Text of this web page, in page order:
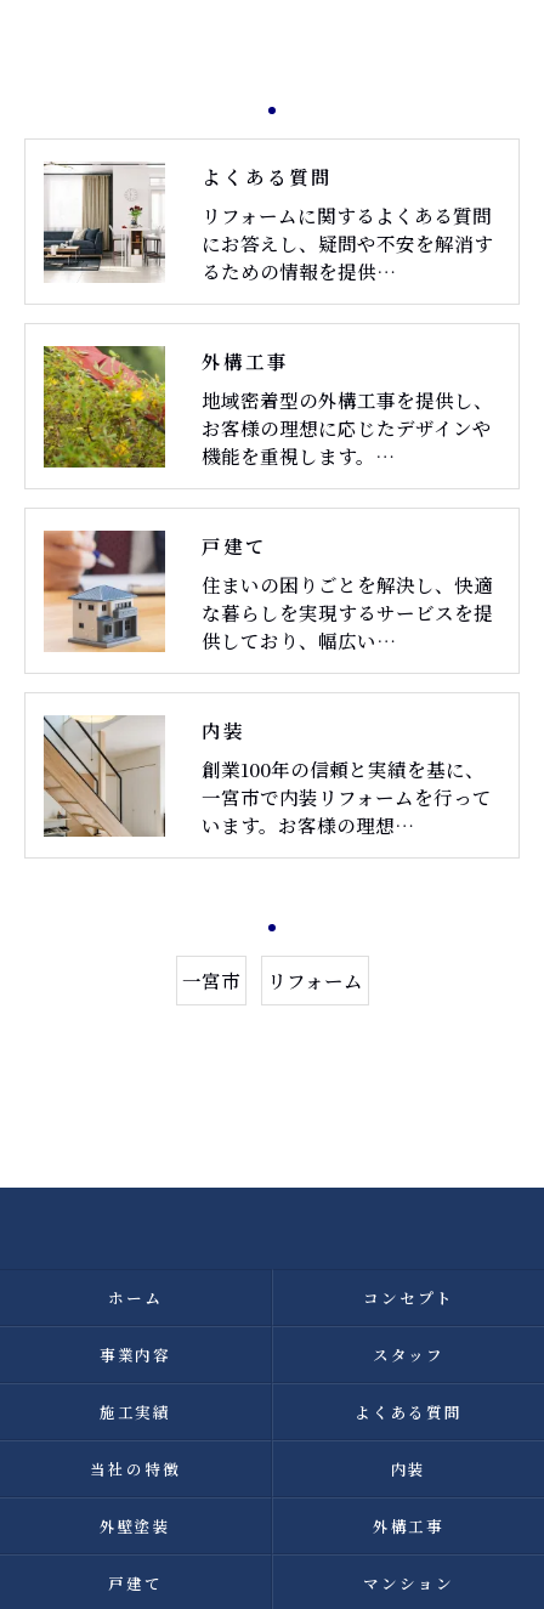
よくある質問
リフォームに関するよくある質問
にお答えし、疑問や不安を解消す
るための情報を提供…
外構工事
地域密着型の外構工事を提供し、
お客様の理想に応じたデザインや
機能を重視します。…
戸建て
住まいの困りごとを解決し、快適
な暮らしを実現するサービスを提
供しており、幅広い…
内装
創業100年の信頼と実績を基に、
一宮市で内装リフォームを行って
います。お客様の理想…
一宮市 リフォーム
ホーム コンセプト
事業内容 スタッフ
施工実績 よくある質問
当社の特徴 内装
外壁塗装 外構工事
戸建て マンション